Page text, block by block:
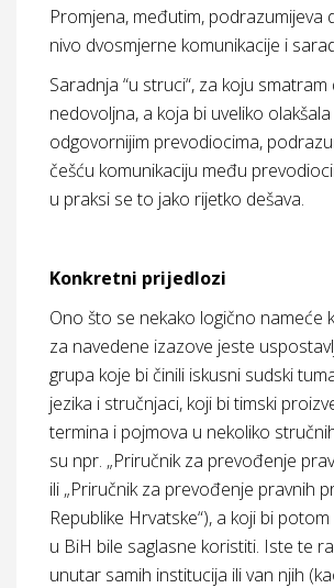
Promjena, međutim, podrazumijeva
nivo dvosmjerne komunikacije i
Saradnja “u struci“, za koju smatram
nedovoljna, a koja bi uveliko
odgovornijim prevodiocima,
češću komunikaciju među
u praksi se to jako rijetko dešava.
Konkretni prijedlozi
Ono što se nekako logično nameće
za navedene izazove jeste
grupa koje bi činili iskusni sudski
jezika i stručnjaci, koji bi timski
termina i pojmova u nekoliko
su npr. „Priručnik za prevođenje
ili „Priručnik za prevođenje pravnih
Republike Hrvatske“), a koji bi
u BiH bile saglasne koristiti. Iste te
unutar samih institucija ili van njih